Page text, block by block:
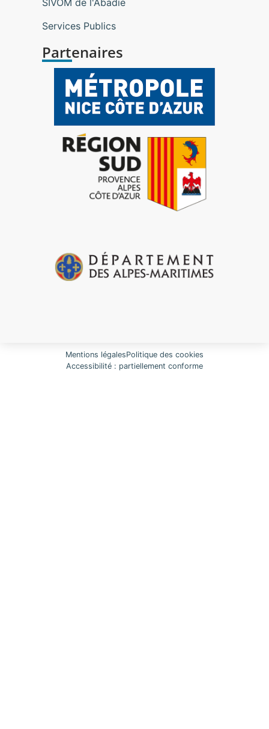
SIVOM de l'Abadie
Services Publics
Partenaires
Mentions légalesPolitique des cookies
Accessibilité : partiellement conforme